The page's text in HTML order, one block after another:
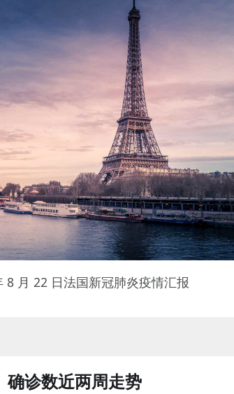
8 月 22 日法国新冠肺炎疫情汇报
确诊数近两周走势